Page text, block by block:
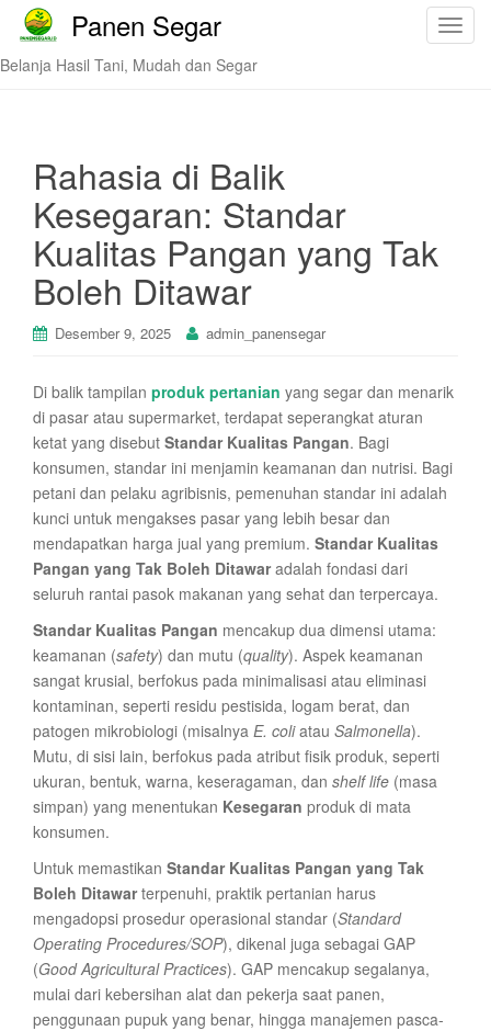
T
Panen Segar
Belanja Hasil Tani, Mudah dan Segar
Rahasia di Balik
Kesegaran: Standar
Kualitas Pangan yang Tak
Boleh Ditawar
Desember 9, 2025 admin_panensegar
Di balik tampilan produk pertanian yang segar dan menarik
di pasar atau supermarket, terdapat seperangkat aturan
ketat yang disebut Standar Kualitas Pangan. Bagi
konsumen, standar ini menjamin keamanan dan nutrisi. Bagi
petani dan pelaku agribisnis, pemenuhan standar ini adalah
kunci untuk mengakses pasar yang lebih besar dan
mendapatkan harga jual yang premium. Standar Kualitas
Pangan yang Tak Boleh Ditawaradalah fondasi dari
seluruh rantai pasok makanan yang sehat dan terpercaya.
Standar Kualitas Pangan mencakup dua dimensi utama:
keamanan (safety) dan mutu (quality). Aspek keamanan
sangat krusial, berfokus pada minimalisasi atau eliminasi
kontaminan, seperti residu pestisida, logam berat, dan
patogen mikrobiologi (misalnya E. coliatau Salmonella).
Mutu, di sisi lain, berfokus pada atribut fisik produk, seperti
ukuran, bentuk, warna, keseragaman, dan shelf life (masa
simpan) yang menentukan Kesegaran produk di mata
konsumen.
Untuk memastikan Standar Kualitas Pangan yang Tak
Boleh Ditawarterpenuhi, praktik pertanian harus
mengadopsi prosedur operasional standar (Standard
Operating Procedures/SOP), dikenal juga sebagai GAP
(Good Agricultural Practices). GAP mencakup segalanya,
mulai dari kebersihan alat dan pekerja saat panen,
penggunaan pupuk yang benar, hingga manajemen pasca-